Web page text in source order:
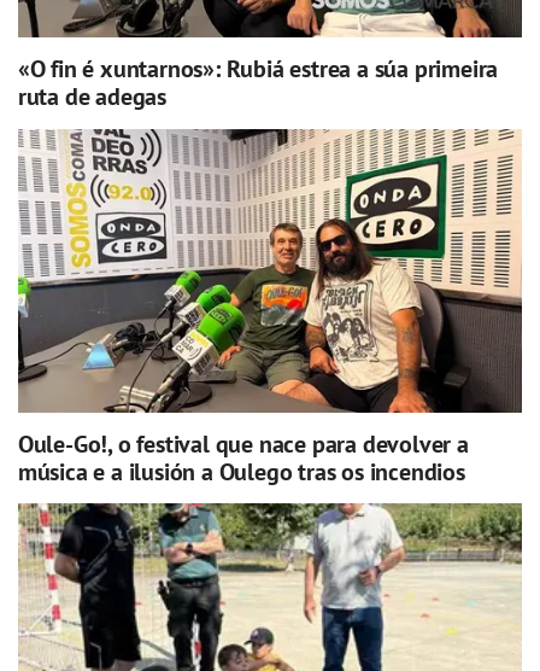
«O fin é xuntarnos»: Rubiá estrea a súa primeira
ruta de adegas
Oule-Go!, o festival que nace para devolver a
música e a ilusión a Oulego tras os incendios